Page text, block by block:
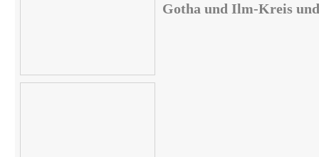
Gotha und Ilm-Kreis